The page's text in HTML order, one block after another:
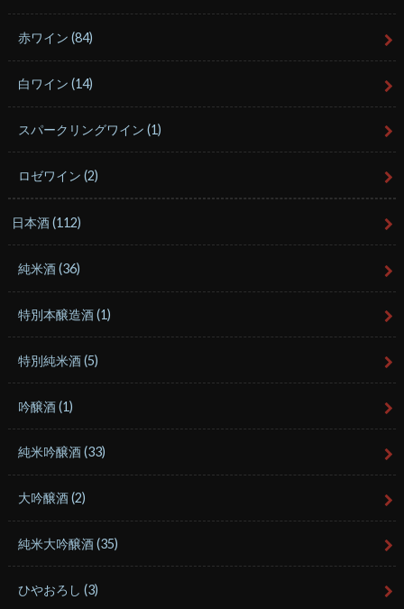
赤ワイン(84)
白ワイン(14)
スパークリングワイン(1)
ロゼワイン(2)
日本酒(112)
純米酒(36)
特別本醸造酒(1)
特別純米酒(5)
吟醸酒(1)
純米吟醸酒(33)
大吟醸酒(2)
純米大吟醸酒(35)
ひやおろし(3)